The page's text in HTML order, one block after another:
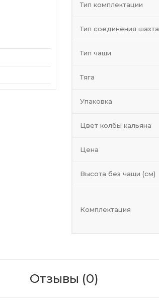
Тип комплектации
Тип соединения шахта
Тип чаши
Тяга
Упаковка
Цвет колбы кальяна
Цена
Высота без чаши (см)
Комплектация
Отзывы (0)